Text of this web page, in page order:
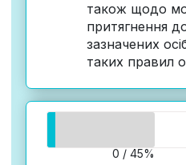
також щодо
притягнення
зазначених
таких правил
0 / 45%